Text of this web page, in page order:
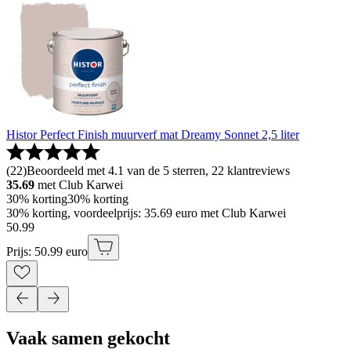
Histor Perfect Finish muurverf mat Dreamy Sonnet 2,5 liter
(22)Beoordeeld met 4.1 van de 5 sterren, 22 klantreviews
35.69 met Club Karwei
30% korting30% korting
30% korting, voordeelprijs: 35.69 euro met Club Karwei
50.99
Prijs: 50.99 euro
Vaak samen gekocht